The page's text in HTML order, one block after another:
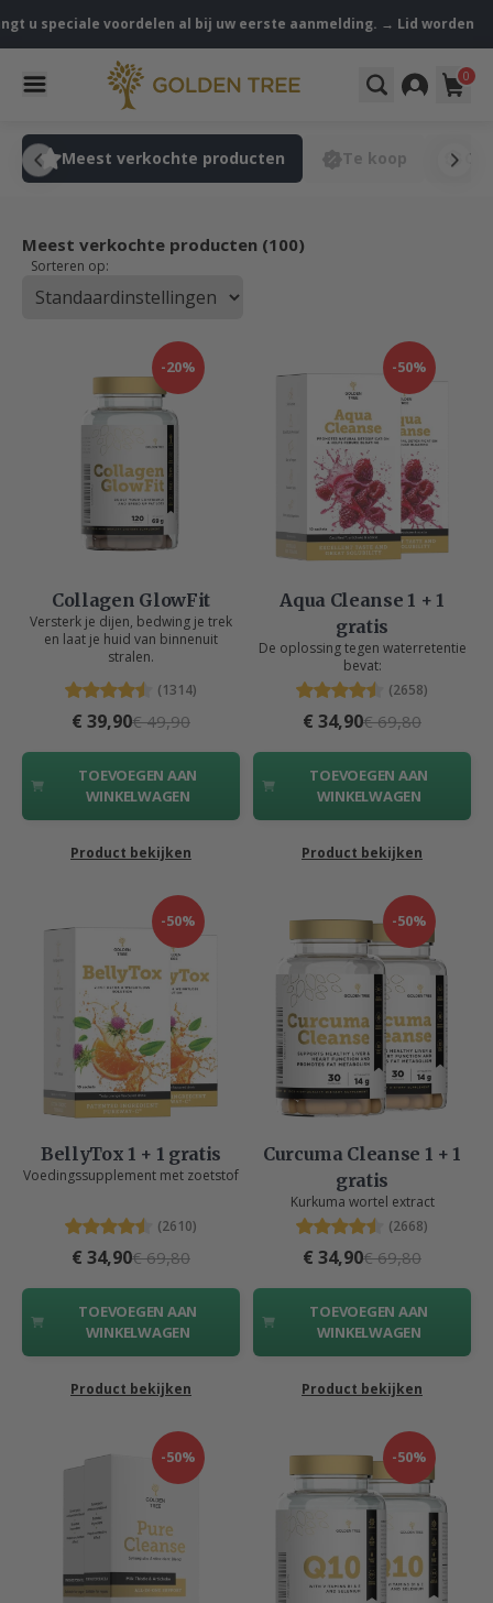
u speciale voordelen al bij uw eerste aanmelding. → Lid worden
0
Meest verkochte producten Te koop
Meest verkochte producten (100)
Sorteren op:
-20%
Collagen GlowFit
Versterk je dijen, bedwing je trek
en laat je huid van binnenuit
stralen.
(1314)
€ 39,90€ 49,90
TOEVOEGEN AAN
WINKELWAGEN
Product bekijken
-50%
Aqua Cleanse 1 + 1
gratis
De oplossing tegen waterretentie
bevat:
(2658)
€ 34,90€ 69,80
TOEVOEGEN AAN
WINKELWAGEN
Product bekijken
-50%
BellyTox 1 + 1 gratis
Voedingssupplement met zoetstof
(2610)
€ 34,90€ 69,80
TOEVOEGEN AAN
WINKELWAGEN
Product bekijken
-50%
Curcuma Cleanse 1 + 1
gratis
Kurkuma wortel extract
(2668)
€ 34,90€ 69,80
TOEVOEGEN AAN
WINKELWAGEN
Product bekijken
-50% -50%